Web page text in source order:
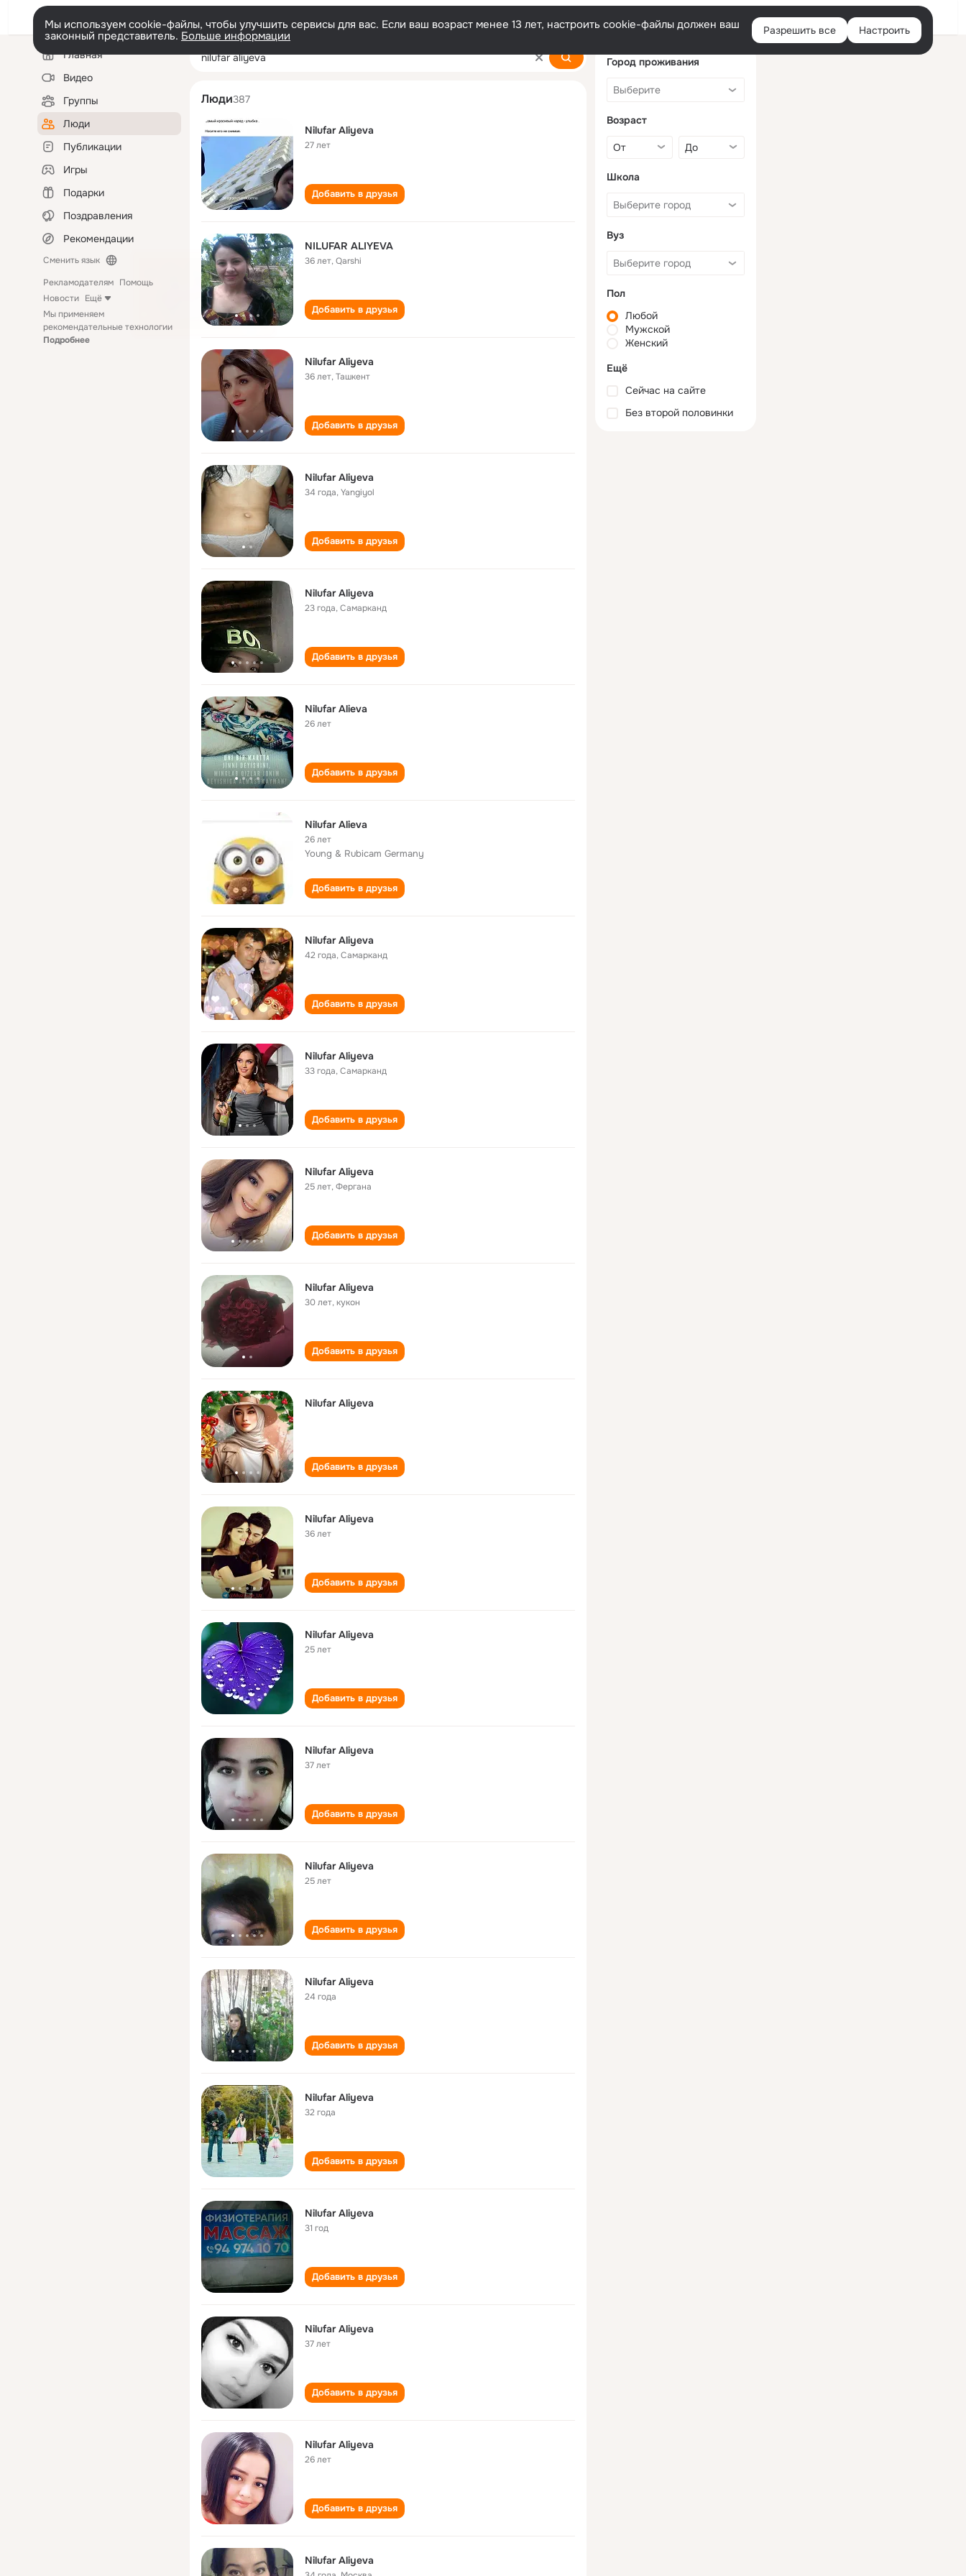
Войти
Мы используем cookie-файлы, чтобы улучшить сервисы для вас. Если ваш возраст менее 13 лет, настроить cookie-файлы должен ваш
законный представитель. Больше информации Разрешить все Настроить
Левая
колонкаГлавная
Видео
Группы
Люди
Публикации
Игры
Подарки
Поздравления
Рекомендации
Сменить язык
Рекламодателям Помощь
Новости Ещё
Мы применяем
рекомендательные технологии
Подробнее
nilufar aliyeva
Люди387
Nilufar Aliyeva
27 лет
Добавить в друзья
NILUFAR ALIYEVA
36 лет,Qarshi
Добавить в друзья
Nilufar Aliyeva
36 лет,Ташкент
Добавить в друзья
Nilufar Aliyeva
34 года,Yangiyol
Добавить в друзья
Nilufar Aliyeva
23 года,Самарканд
Добавить в друзья
Nilufar Alieva
26 лет
Добавить в друзья
Nilufar Alieva
26 лет
Young & Rubicam Germany
Добавить в друзья
Nilufar Aliyeva
42 года,Самарканд
Добавить в друзья
Nilufar Aliyeva
33 года,Самарканд
Добавить в друзья
Nilufar Aliyeva
25 лет,Фергана
Добавить в друзья
Nilufar Aliyeva
30 лет,кукон
Добавить в друзья
Nilufar Aliyeva
Добавить в друзья
Nilufar Aliyeva
36 лет
Добавить в друзья
Nilufar Aliyeva
25 лет
Добавить в друзья
Nilufar Aliyeva
37 лет
Добавить в друзья
Nilufar Aliyeva
25 лет
Добавить в друзья
Nilufar Aliyeva
24 года
Добавить в друзья
Nilufar Aliyeva
32 года
Добавить в друзья
Nilufar Aliyeva
31 год
Добавить в друзья
Nilufar Aliyeva
37 лет
Добавить в друзья
Nilufar Aliyeva
26 лет
Добавить в друзья
Nilufar Aliyeva
Город проживания
Возраст
Школа
Вуз
Пол
Любой
Мужской
Женский
Ещё
Сейчас на сайте
Без второй половинки